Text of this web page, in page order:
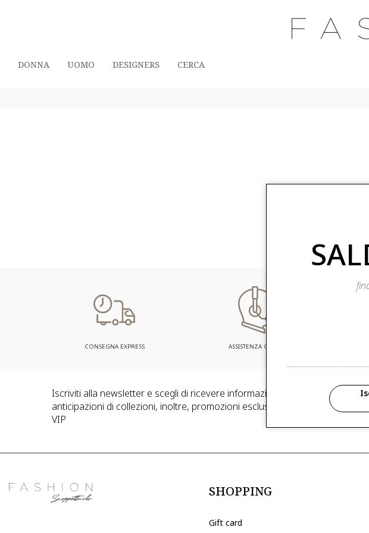
DONNA UOMO DESIGNERS CERCA
CONSEGNA EXPRESS ASSISTENZA CLIENTI
Iscriviti alla newsletter e scegli di ricevere informazioni in anteprima ed
anticipazioni di collezioni, inoltre, promozioni esclusive riservate ai nostri
VIP
SHOPPING
Gift card